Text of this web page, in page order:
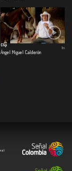
Clip
Ángel Miguel Calderón
1m